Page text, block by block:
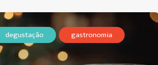
degustação gastronomia